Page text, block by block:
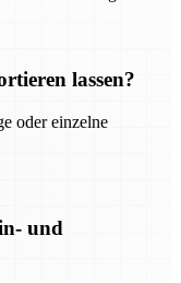
lassen?
oder einzelne
und